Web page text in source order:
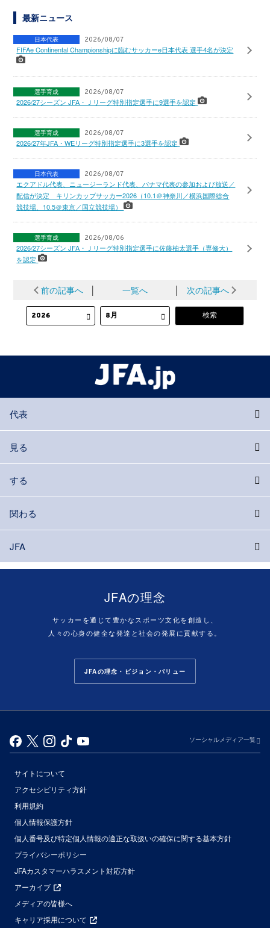
最新ニュース
日本代表 2026/08/07
FIFAe Continental Championshipに臨むサッカーe日本代表 選手4名が決定
選手育成 2026/08/07
2026/27シーズン JFA・Ｊリーグ特別指定選手に9選手を認定
選手育成 2026/08/07
2026/27年JFA・WEリーグ特別指定選手に3選手を認定
日本代表 2026/08/07
エクアドル代表、ニュージーランド代表、パナマ代表の参加および放送／
配信が決定 キリンカップサッカー2026（10.1＠神奈川／横浜国際総合
競技場、10.5＠東京／国立競技場）
選手育成 2026/08/06
2026/27シーズン JFA・Ｊリーグ特別指定選手に佐藤柚太選手（専修大）
を認定
前の記事へ │ 一覧へ │ 次の記事へ
代表
見る
する
関わる
JFA
JFAの理念
サッカーを通じて豊かなスポーツ文化を創造し、
人々の心身の健全な発達と社会の発展に貢献する。
JFAの理念・ビジョン・バリュー
ソーシャルメディア一覧
サイトについて
アクセシビリティ方針
利用規約
個人情報保護方針
個人番号及び特定個人情報の適正な取扱いの確保に関する基本方針
プライバシーポリシー
JFAカスタマーハラスメント対応方針
アーカイブ
メディアの皆様へ
キャリア採用について